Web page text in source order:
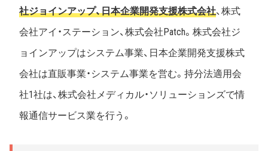
社ジョインアップ、日本企業開発支援株式会社、株式
会社アイ・ステーション、株式会社Patch。株式会社ジ
ョインアップはシステム事業、日本企業開発支援株式
会社は直販事業・システム事業を営む。持分法適用会
社1社は、株式会社メディカル・ソリューションズで情
報通信サービス業を行う。